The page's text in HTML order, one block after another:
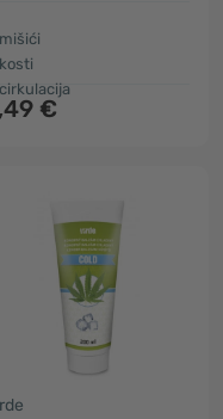
mišići
kosti
cirkulacija
€